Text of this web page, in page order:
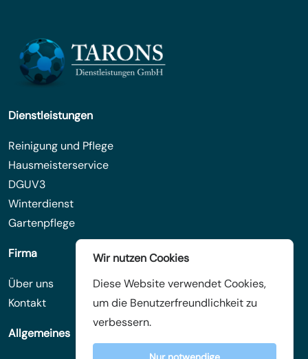
Dienstleistungen
Reinigung und Pflege
Hausmeisterservice
DGUV3
Winterdienst
Gartenpflege
Firma
Über uns
Kontakt
Allgemeines
Wir nutzen Cookies
Diese Website verwendet Cookies,
um die Benutzerfreundlichkeit zu
verbessern.